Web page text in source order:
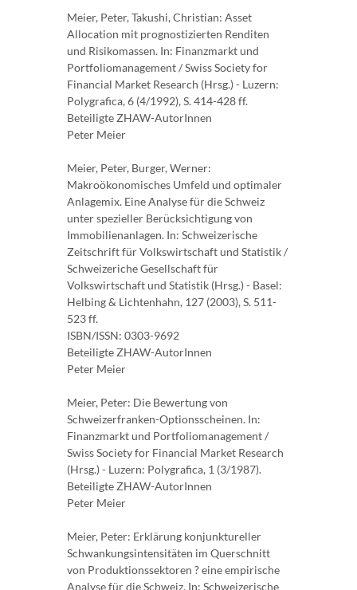
Meier, Peter, Takushi, Christian: Asset
Allocation mit prognostizierten Renditen
und Risikomassen. In: Finanzmarkt und
Portfoliomanagement / Swiss Society for
Financial Market Research (Hrsg.) - Luzern:
Polygrafica, 6 (4/1992), S. 414-428 ff.
Beteiligte ZHAW-AutorInnen
Peter Meier
Meier, Peter, Burger, Werner:
Makroökonomisches Umfeld und optimaler
Anlagemix. Eine Analyse für die Schweiz
unter spezieller Berücksichtigung von
Immobilienanlagen. In: Schweizerische
Zeitschrift für Volkswirtschaft und Statistik /
Schweizeriche Gesellschaft für
Volkswirtschaft und Statistik (Hrsg.) - Basel:
Helbing & Lichtenhahn, 127 (2003), S. 511-
523 ff.
ISBN/ISSN: 0303-9692
Beteiligte ZHAW-AutorInnen
Peter Meier
Meier, Peter: Die Bewertung von
Schweizerfranken-Optionsscheinen. In:
Finanzmarkt und Portfoliomanagement /
Swiss Society for Financial Market Research
(Hrsg.) - Luzern: Polygrafica, 1 (3/1987).
Beteiligte ZHAW-AutorInnen
Peter Meier
Meier, Peter: Erklärung konjunktureller
Schwankungsintensitäten im Querschnitt
von Produktionssektoren ? eine empirische
Analyse für die Schweiz. In: Schweizerische